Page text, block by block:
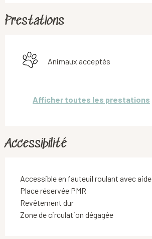
Prestations
Animaux acceptés
Afficher toutes les prestations
Accessibilité
Accessible en fauteuil roulant avec aide
Place réservée PMR
Revêtement dur
Zone de circulation dégagée